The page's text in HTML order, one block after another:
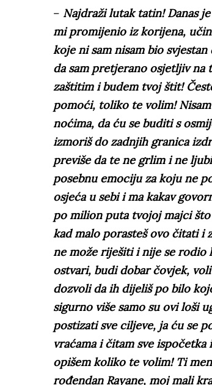
– Najdraži lutak tatin! Danas
mi promijenio iz korijena,
koje ni sam nisam bio
da sam pretjerano osjetljiv na
zaštitim i budem tvoj štit!
pomoći, toliko te volim!
noćima, da ću se buditi s
izmoriš do zadnjih granica
previše da te ne grlim i ne
posebnu emociju za koju ne
osjeća u sebi i ma kakav
po milion puta tvojoj majci što
kad malo porasteš ovo čitati i
ne može riješiti i nije se rodio
ostvari, budi dobar čovjek,
dozvoli da ih dijeliš po bilo
sigurno više samo su ovi loši
postizati sve ciljeve, ja ću se
vraćama i čitam sve
opišem koliko te volim! Ti
rođendan Rayane, moj mali